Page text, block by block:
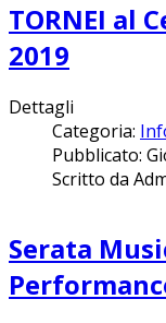
TORNEI al
2019
Dettagli
Categoria:
Pubblicato:
Scritto da
Serata